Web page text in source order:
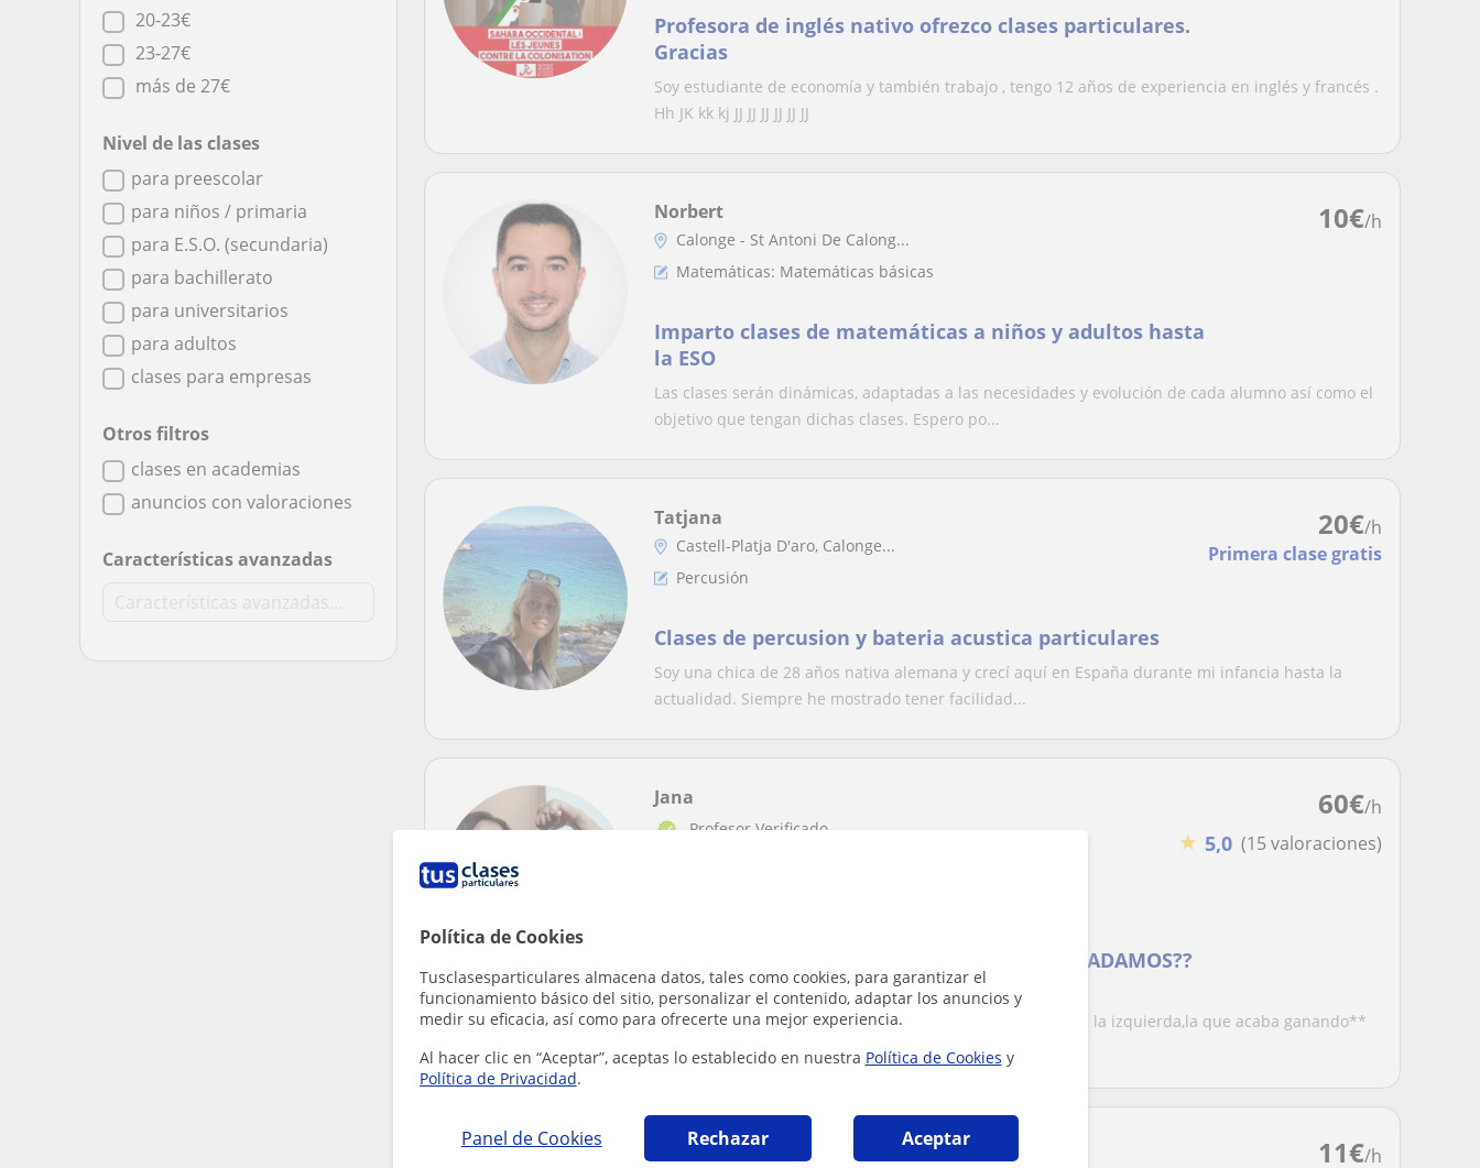
Política de Cookies
Tusclasesparticulares almacena datos, tales como cookies, para garantizar el
funcionamiento básico del sitio, personalizar el contenido, adaptar los anuncios y
medir su eficacia, así como para ofrecerte una mejor experiencia.
Al hacer clic en “Aceptar”, aceptas lo establecido en nuestra Política de Cookies y
Política de Privacidad.
Panel de Cookies Rechazar Aceptar
20-23€
23-27€
más de 27€
Nivel de las clases
para preescolar
para niños / primaria
para E.S.O. (secundaria)
para bachillerato
para universitarios
para adultos
clases para empresas
Otros filtros
clases en academias
anuncios con valoraciones
Características avanzadas
Profesora de inglés nativo ofrezco clases particulares.
Gracias
Soy estudiante de economía y también trabajo , tengo 12 años de experiencia en inglés y francés .
Hh JK kk kj JJ JJ JJ JJ JJ JJ
10€/h
Norbert
Calonge - St Antoni De Calong...
Matemáticas: Matemáticas básicas
Imparto clases de matemáticas a niños y adultos hasta
la ESO
Las clases serán dinámicas, adaptadas a las necesidades y evolución de cada alumno así como el
objetivo que tengan dichas clases. Espero po...
20€/h
Primera clase gratis
Tatjana
Castell-Platja D'aro, Calonge...
Percusión
Clases de percusion y bateria acustica particulares
Soy una chica de 28 años nativa alemana y crecí aquí en España durante mi infancia hasta la
actualidad. Siempre he mostrado tener facilidad...
60€/h
★ 5,0 (15 valoraciones)
Jana
Profesor Verificado
MI PASIÓN, LA NATACIÓN ! ÉSTE VERANO , NADAMOS??
APÚNTATE
**en el video soy la del gorro rosa,3r carril empezando por la izquierda,la que acaba ganando**
::NADADORA FEDERADA CON MÁS DE 15 AÑOS DE...
11€/h
Txell